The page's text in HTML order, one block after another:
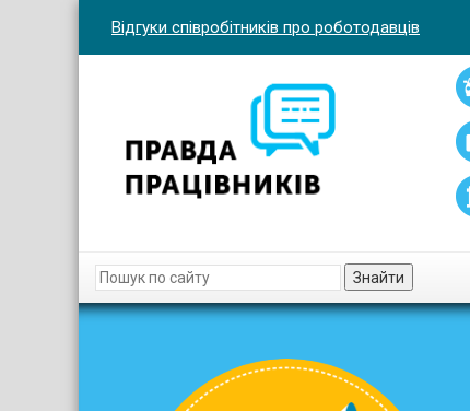
Відгуки співробітників про роботодавців
Знайти